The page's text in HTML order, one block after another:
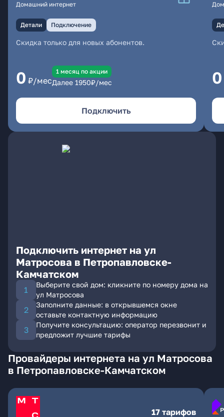
Домашний интернет
Детали Подключение
Скидка только для новых абонентов.
0 ₽/мес
1 месяц по акции
Далее 1950₽/мес
Подключить
0
Подключить интернет на ул
Матросова в Петропавловске-
Камчатском
Выберите свой дом: кликните по номеру дома на
ул Матросова
Заполните данные: в открывшемся окне
оставьте контактную информацию
Получите консультацию: оператор перезвонит и
предложит лучшие тарифы
Провайдеры интернета на ул Матросова
в Петропавловске-Камчатском
17 тарифов